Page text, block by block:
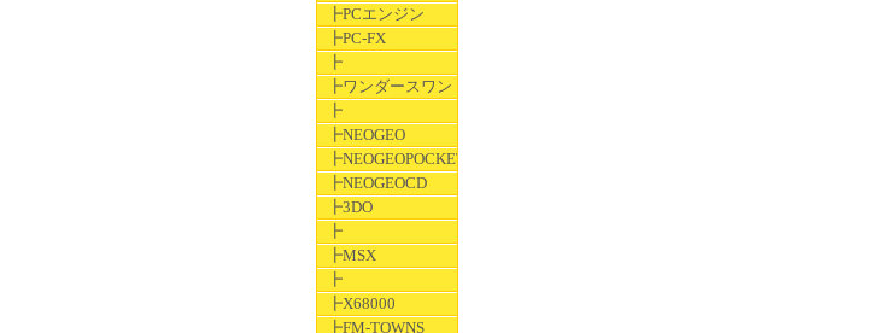
┣PCエンジン
┣PC-FX
┣
┣ワンダースワン
┣
┣NEOGEO
┣NEOGEOPOCKET
┣NEOGEOCD
┣3DO
┣
┣MSX
┣
┣X68000
┣FM-TOWNS